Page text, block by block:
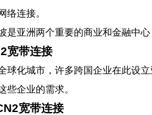
络连接。
是亚洲两个重要的商业和金融中
宽带连接
球化城市，许多跨国企业在此设
些企业的需求。
宽带连接